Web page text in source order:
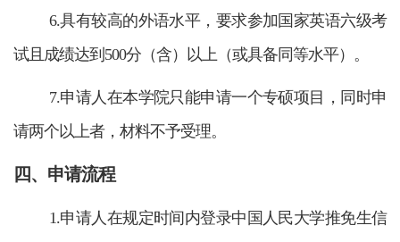
6.具有较高的外语水平，要求参加国家英语六级考
试且成绩达到500分（含）以上（或具备同等水平）。
7.申请人在本学院只能申请一个专硕项目，同时申
请两个以上者，材料不予受理。
四、申请流程
1.申请人在规定时间内登录中国人民大学推免生信